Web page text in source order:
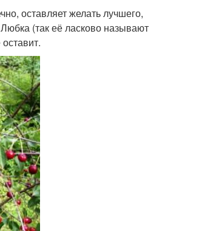
оставляет желать лучшего,
(так её ласково называют